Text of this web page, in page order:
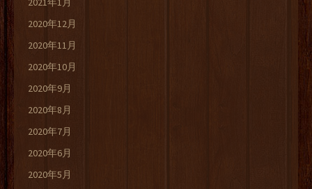
2020年12月
2020年11月
2020年10月
2020年9月
2020年8月
2020年7月
2020年6月
2020年5月